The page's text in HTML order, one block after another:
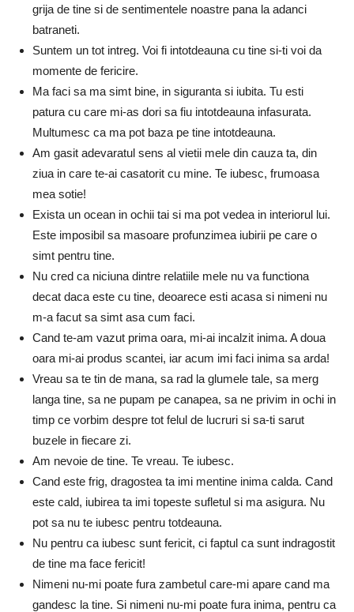
grija de tine si de sentimentele noastre pana la adanci
batraneti.
Suntem un tot intreg. Voi fi intotdeauna cu tine si-ti voi da
momente de fericire.
Ma faci sa ma simt bine, in siguranta si iubita. Tu esti
patura cu care mi-as dori sa fiu intotdeauna infasurata.
Multumesc ca ma pot baza pe tine intotdeauna.
Am gasit adevaratul sens al vietii mele din cauza ta, din
ziua in care te-ai casatorit cu mine. Te iubesc, frumoasa
mea sotie!
Exista un ocean in ochii tai si ma pot vedea in interiorul lui.
Este imposibil sa masoare profunzimea iubirii pe care o
simt pentru tine.
Nu cred ca niciuna dintre relatiile mele nu va functiona
decat daca este cu tine, deoarece esti acasa si nimeni nu
m-a facut sa simt asa cum faci.
Cand te-am vazut prima oara, mi-ai incalzit inima. A doua
oara mi-ai produs scantei, iar acum imi faci inima sa arda!
Vreau sa te tin de mana, sa rad la glumele tale, sa merg
langa tine, sa ne pupam pe canapea, sa ne privim in ochi in
timp ce vorbim despre tot felul de lucruri si sa-ti sarut
buzele in fiecare zi.
Am nevoie de tine. Te vreau. Te iubesc.
Cand este frig, dragostea ta imi mentine inima calda. Cand
este cald, iubirea ta imi topeste sufletul si ma asigura. Nu
pot sa nu te iubesc pentru totdeauna.
Nu pentru ca iubesc sunt fericit, ci faptul ca sunt indragostit
de tine ma face fericit!
Nimeni nu-mi poate fura zambetul care-mi apare cand ma
gandesc la tine. Si nimeni nu-mi poate fura inima, pentru ca